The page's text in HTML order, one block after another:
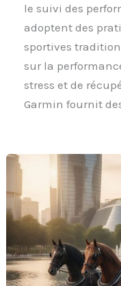
le suivi des
adoptent des
sportives
sur la
stress et de
Garmin fournit